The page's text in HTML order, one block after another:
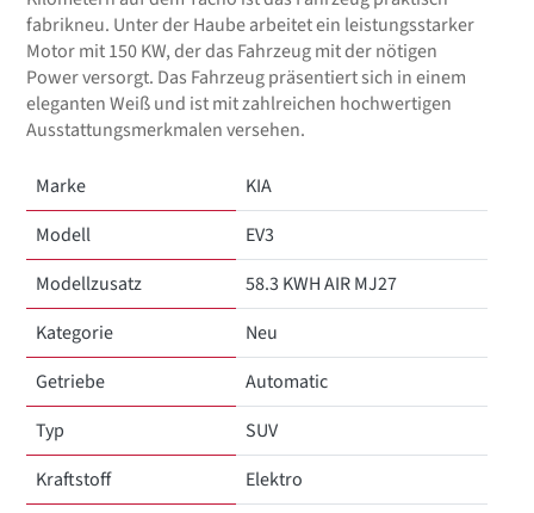
fabrikneu. Unter der Haube arbeitet ein leistungsstarker
Motor mit 150 KW, der das Fahrzeug mit der nötigen
Power versorgt. Das Fahrzeug präsentiert sich in einem
eleganten Weiß und ist mit zahlreichen hochwertigen
Ausstattungsmerkmalen versehen.
Marke
KIA
Modell
EV3
Modellzusatz
58.3 KWH AIR MJ27
Kategorie
Neu
Getriebe
Automatic
Typ
SUV
Kraftstoff
Elektro